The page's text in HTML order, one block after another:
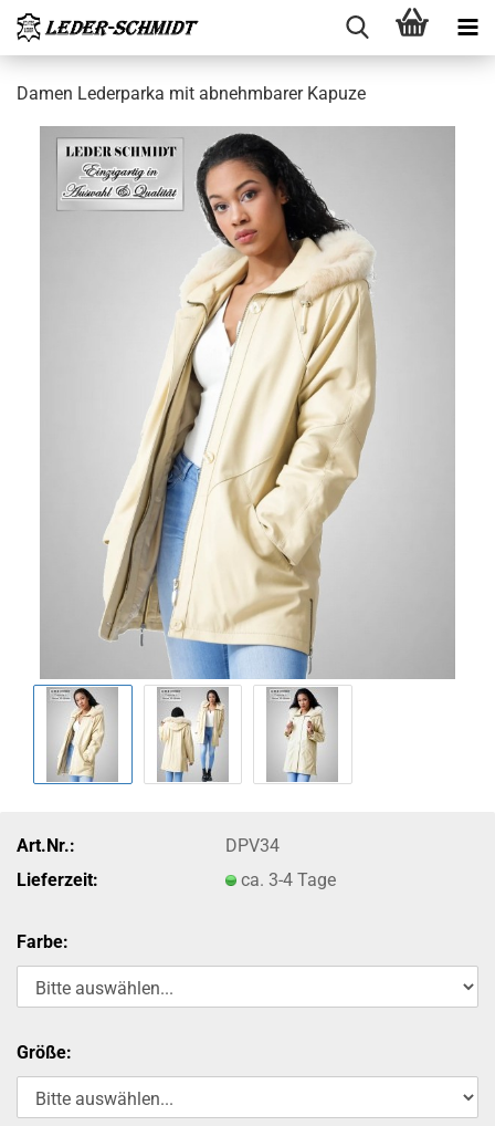
Damen Le­der­par­ka mit ab­nehm­ba­rer Ka­pu­ze
Art.Nr.:
DPV34
Lieferzeit:
ca. 3-4 Tage
Farbe:
Größe: